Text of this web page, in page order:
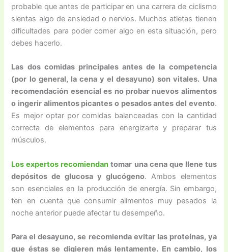
probable que antes de participar en una carrera de ciclismo
sientas algo de ansiedad o nervios. Muchos atletas tienen
dificultades para poder comer algo en esta situación, pero
debes hacerlo.
Las dos comidas principales antes de la competencia
(por lo general, la cena y el desayuno) son vitales. Una
recomendación esencial es no probar nuevos alimentos
o ingerir alimentos picantes o pesados antes del evento.
Es mejor optar por comidas balanceadas con la cantidad
correcta de elementos para energizarte y preparar tus
músculos.
Los expertos recomiendan tomar una cena que llene tus
depósitos de glucosa y glucógeno. Ambos elementos
son esenciales en la producción de energía. Sin embargo,
ten en cuenta que consumir alimentos muy pesados la
noche anterior puede afectar tu desempeño.
Para el desayuno, se recomienda evitar las proteínas, ya
que éstas se digieren más lentamente. En cambio, los